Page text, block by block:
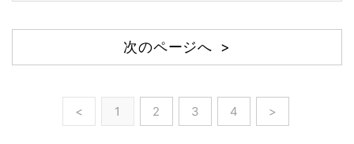
次のページへ >
< 1 2 3 4 >